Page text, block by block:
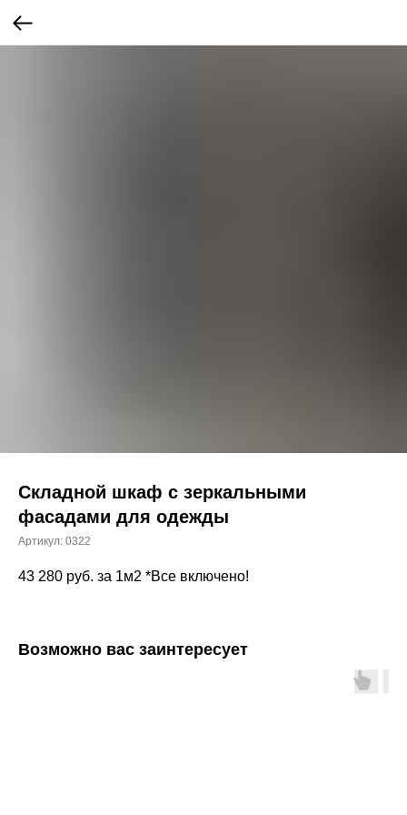
Складной шкаф с зеркальными
фасадами для одежды
Артикул: 0322
43 280 руб. за 1м2 *Все включено!
Возможно вас заинтересует